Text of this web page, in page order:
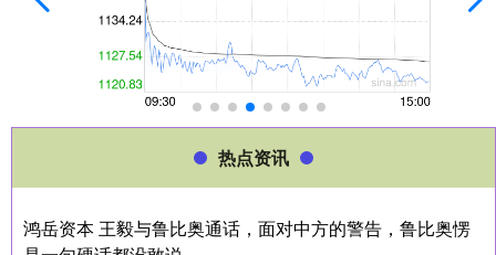
热点资讯
鸿岳资本 王毅与鲁比奥通话，面对中方的警告，鲁比奥愣